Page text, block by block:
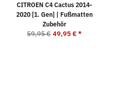
CITROEN C4 Cactus 2014-
2020 [1. Gen] | Fußmatten
Zubehör
59,95 € 49,95 €*